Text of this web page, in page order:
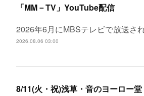
「MM－TV」YouTube配信
2026年6月にMBSテレビで放送さ
2026.08.06 03:00